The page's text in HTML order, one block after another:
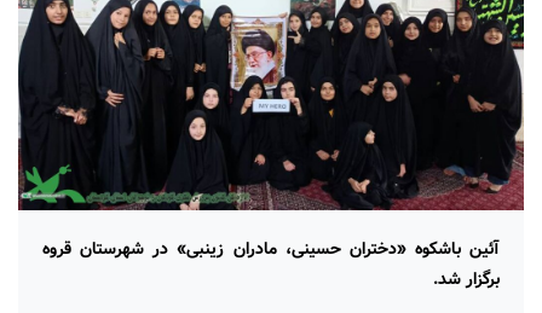
آئین باشکوه «دختران حسینی، مادران زینبی» در شهرستان قروه
برگزار شد.